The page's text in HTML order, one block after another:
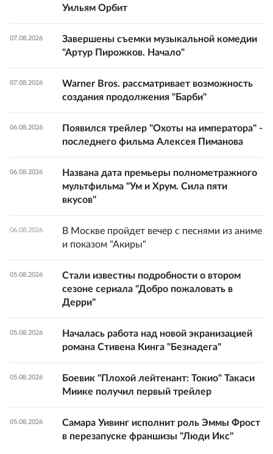
Уильям Орбит
07.08.2026
Завершены съемки музыкальной комедии
"Артур Пирожков. Начало"
07.08.2026
Warner Bros. рассматривает возможность
создания продолжения "Барби"
06.08.2026
Появился трейлер "Охоты на императора" -
последнего фильма Алексея Пиманова
06.08.2026
Названа дата премьеры полнометражного
мультфильма "Ум и Хрум. Сила пяти
вкусов"
06.08.2026
В Москве пройдет вечер с песнями из аниме
и показом "Акиры"
05.08.2026
Стали известны подробности о втором
сезоне сериала "Добро пожаловать в
Дерри"
05.08.2026
Началась работа над новой экранизацией
романа Стивена Кинга "Безнадега"
05.08.2026
Боевик "Плохой лейтенант: Токио" Такаси
Миике получил первый трейлер
05.08.2026
Самара Уивинг исполнит роль Эммы Фрост
в перезапуске франшизы "Люди Икс"